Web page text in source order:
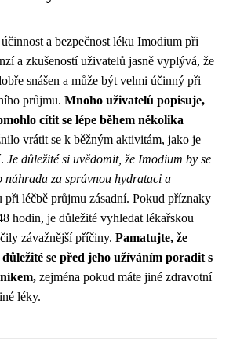
a bezpečnost léku Imodium při
a zkušeností uživatelů jasně vyplývá, že
snášen a může být velmi účinný při
průjmu. Mnoho uživatelů popisuje,
cítit se lépe během několika
vrátit se k běžným aktivitám, jako je
Je důležité si uvědomit, že Imodium by se
náhrada za správnou hydrataci a
při léčbě průjmu zásadní. Pokud příznaky
hodin, je důležité vyhledat lékařskou
závažnější příčiny. Pamatujte, že
se před jeho užíváním poradit s
zejména pokud máte jiné zdravotní
léky.